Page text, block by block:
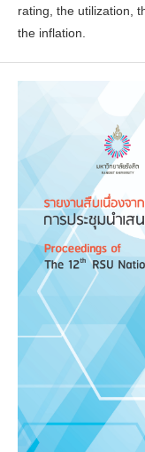
rating, the utilization,
the inflation.